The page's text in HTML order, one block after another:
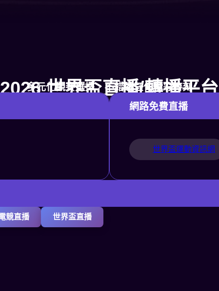
2026 世界盃直播/轉播平台
多元化觀賽選擇，不錯過任何精彩時刻
網路免費直播
世界盃運動資訊網
競直播 世界盃直播